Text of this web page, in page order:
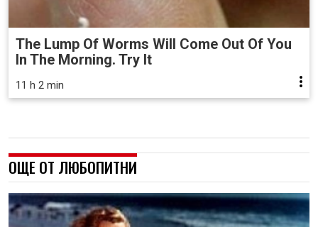
The Lump Of Worms Will Come Out Of You
In The Morning. Try It
11 h 2 min
ОЩЕ ОТ ЛЮБОПИТНИ